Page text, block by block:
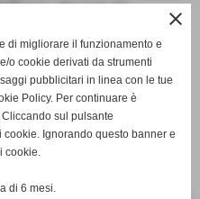
descritte, dissociandosi
e riservandosi di
le violazioni
Danza e Vice
close
di migliorare il funzionamento e
o cookie derivati da strumenti
pubblicitari in linea con le tue
Policy. Per continuare è
sul pulsante
Ignorando questo banner e
cookie.
di 6 mesi.